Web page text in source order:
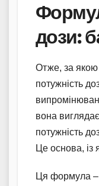
дози:
Отже, за
потужність
вона
потужність
Це основа, із
Ця формула –